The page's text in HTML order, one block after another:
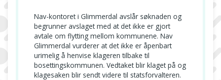
Nav-kontoret i Glimmerdal avslår søknaden og
begrunner avslaget med at det ikke er gjort
avtale om flytting mellom kommunene. Nav
Glimmerdal vurderer at det ikke er åpenbart
urimelig å henvise klageren tilbake til
bosettingskommunen. Vedtaket blir klaget på og
klagesaken blir sendt videre til statsforvalteren.